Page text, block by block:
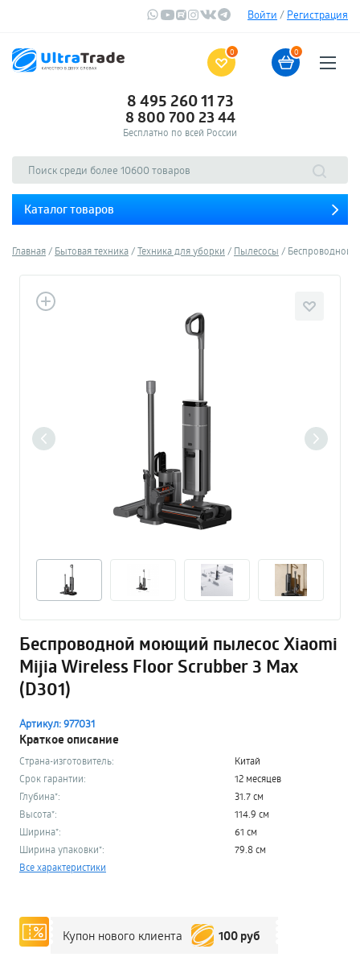
Войти / Регистрация
0 0
8 495 260 11 73
8 800 700 23 44
Бесплатно по всей России
Каталог товаров
Главная Бытовая техника Техника для уборки Пылесосы Беспроводной
Беспроводной моющий пылесос Xiaomi
Mijia Wireless Floor Scrubber 3 Max
(D301)
Артикул: 977031
Краткое описание
Страна-изготовитель:
Китай
Срок гарантии:
12 месяцев
Глубина*:
31.7 см
Высота*:
114.9 см
Ширина*:
61 см
Ширина упаковки*:
79.8 см
Все характеристики
Купон нового клиента 100 руб